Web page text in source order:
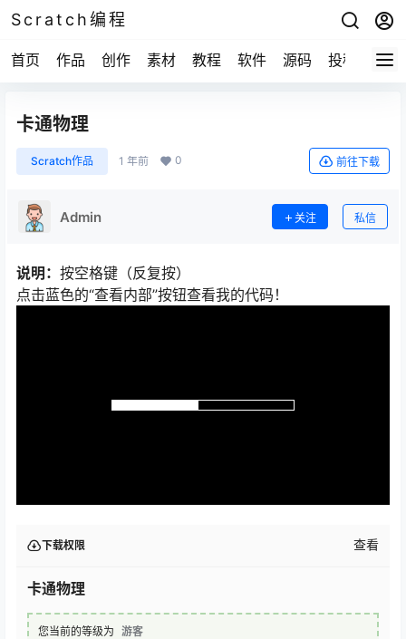
Scratch编程
首页 作品 创作 素材 教程 软件 源码 投稿 关于
卡通物理
Scratch作品 1 年前 0 前往下载
Admin 关注 私信
说明： 按空格键（反复按）
点击蓝色的“查看内部”按钮查看我的代码！
下载权限 查看
卡通物理
您当前的等级为 游客